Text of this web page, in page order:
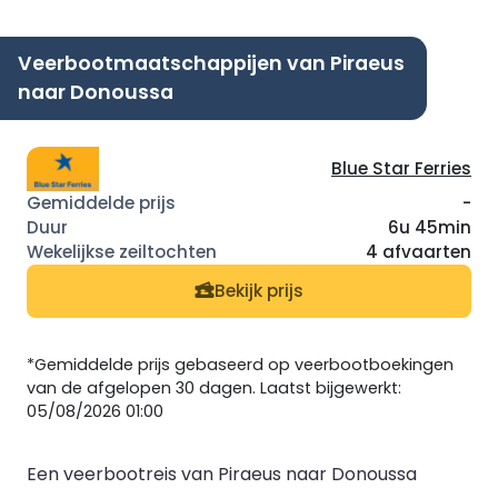
Veerbootmaatschappijen van Piraeus
naar Donoussa
Blue Star Ferries
-
6u 45min
4 afvaarten
Bekijk prijs
*Gemiddelde prijs gebaseerd op veerbootboekingen
van de afgelopen 30 dagen. Laatst bijgewerkt:
05/08/2026 01:00
Een veerbootreis van Piraeus naar Donoussa